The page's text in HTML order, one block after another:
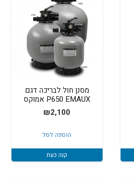
מסנן חול לבריכה דגם
P650 EMAUX אמוקס
₪2,100
הוספה לסל
קנה כעת